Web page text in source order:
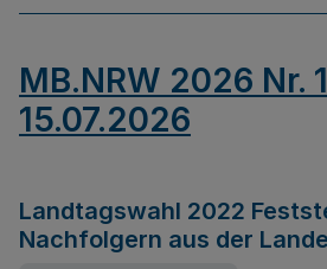
MB.NRW 2026 Nr.
15.07.2026
Landtagswahl 2022
Nachfolgern aus der